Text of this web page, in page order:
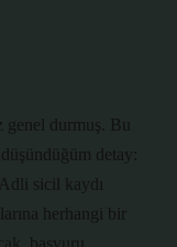
genel durmuş. Bu
detay:
sicil kaydı
herhangi bir
başvuru